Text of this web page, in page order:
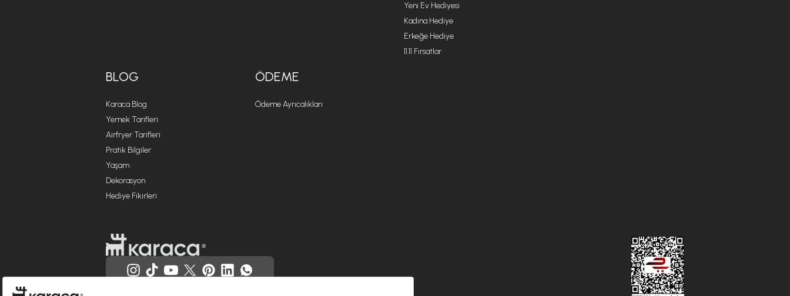
Yeni Ev Hediyesi
Kadına Hediye
Erkeğe Hediye
11.11 Fırsatlar
BLOG
Karaca Blog
Yemek Tarifleri
Airfryer Tarifleri
Pratik Bilgiler
Yaşam
Dekorasyon
Hediye Fikirleri
ÖDEME
Ödeme Ayrıcalıkları